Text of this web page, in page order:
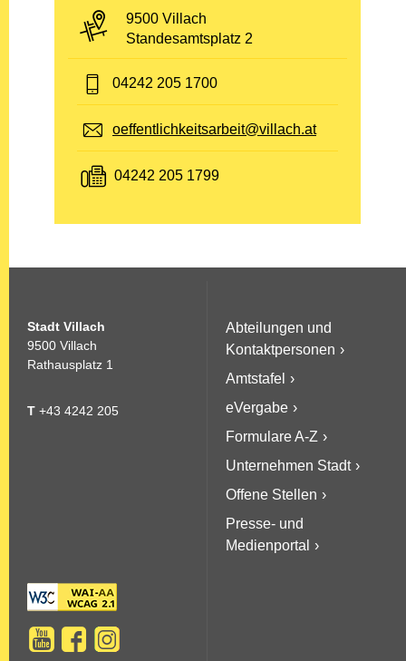
PLZ und Ort:
9500 Villach
Adresse:
Standesamtsplatz 2
Telefon:
04242 205 1700
E-Mail:
oeffentlichkeitsarbeit@villach.at
Fax:
04242 205 1799
Stadt Villach
9500 Villach
Rathausplatz 1
T +43 4242 205
Abteilungen und
Kontaktpersonen
Amtstafel
eVergabe
Formulare A-Z
Unternehmen Stadt
Offene Stellen
Presse- und
Medienportal